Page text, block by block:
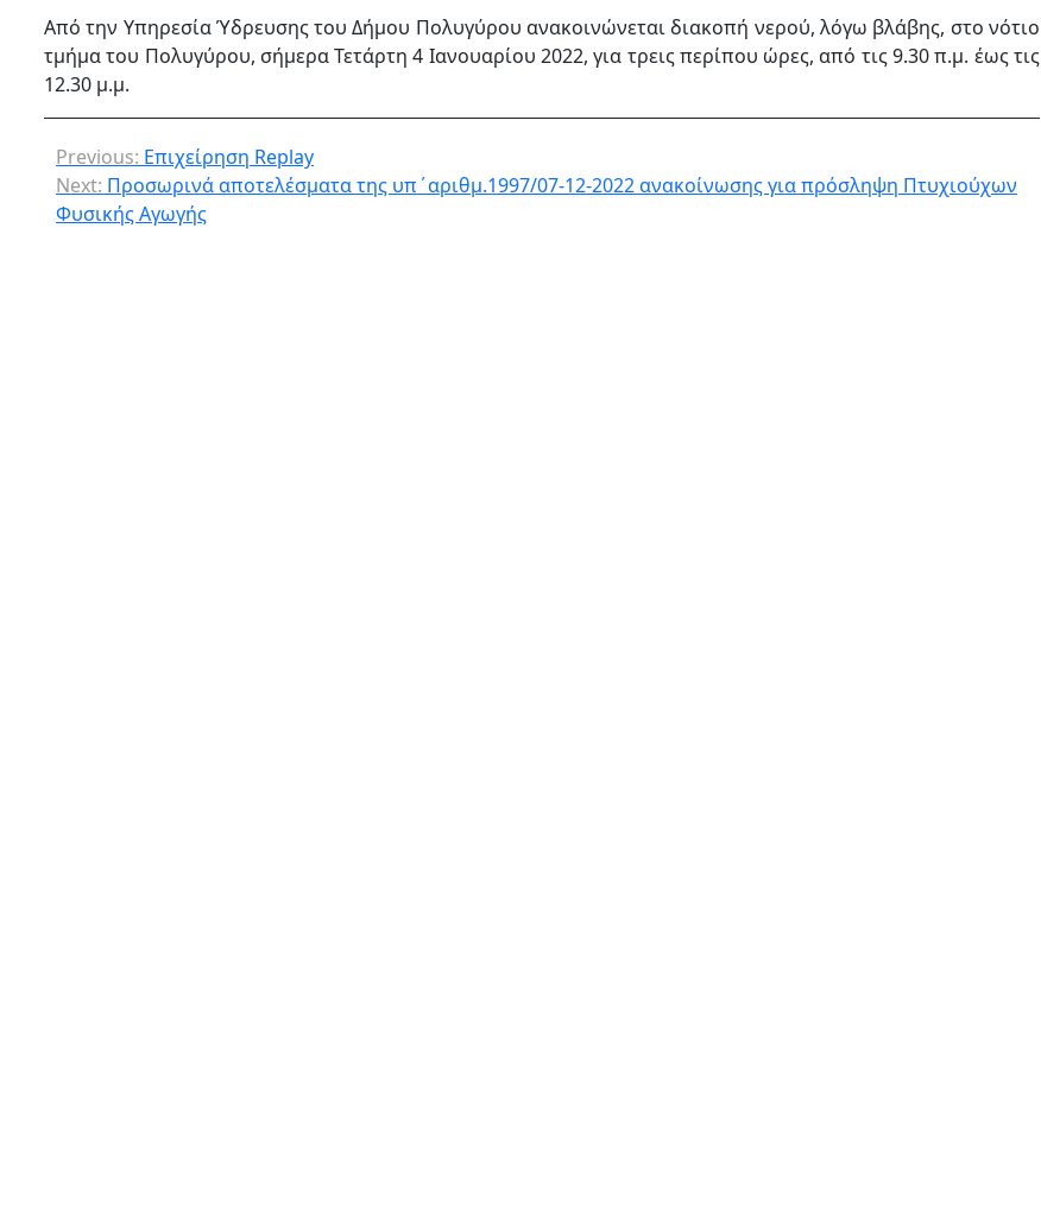
Από την Υπηρεσία Ύδρευσης του Δήμου Πολυγύρου ανακοινώνεται διακοπή νερού, λόγω βλάβης, στο νότιο
τμήμα του Πολυγύρου, σήμερα Τετάρτη 4 Ιανουαρίου 2022, για τρεις περίπου ώρες, από τις 9.30 π.μ. έως τις
12.30 μ.μ.
Previous: Επιχείρηση Replay
Next: Προσωρινά αποτελέσματα της υπ΄αριθμ.1997/07-12-2022 ανακοίνωσης για πρόσληψη Πτυχιούχων
Φυσικής Αγωγής